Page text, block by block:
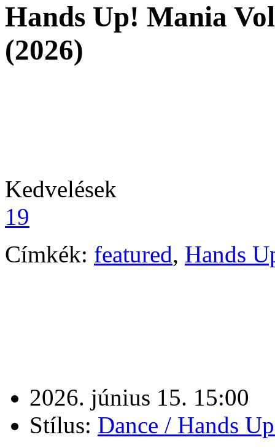
Hands Up! Mania
(2026)
Kedvelések
19
Címkék: featured, Hands
2026. június 15. 15:00
Stílus: Dance / Hands